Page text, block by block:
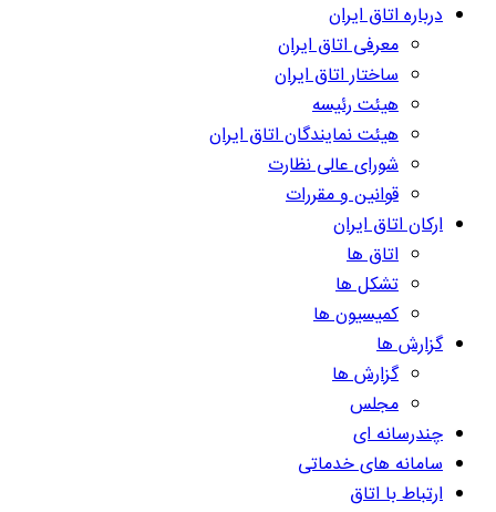
درباره اتاق ایران
معرفی اتاق ایران
ساختار اتاق ایران
هیئت رئیسه
هیئت نمایندگان اتاق ایران
شورای عالی نظارت
قوانین و مقررات
ارکان اتاق ایران
اتاق ها
تشکل ها
کمیسیون ها
گزارش ها
گزارش ها
مجلس
چندرسانه ای
سامانه های خدماتی
ارتباط با اتاق